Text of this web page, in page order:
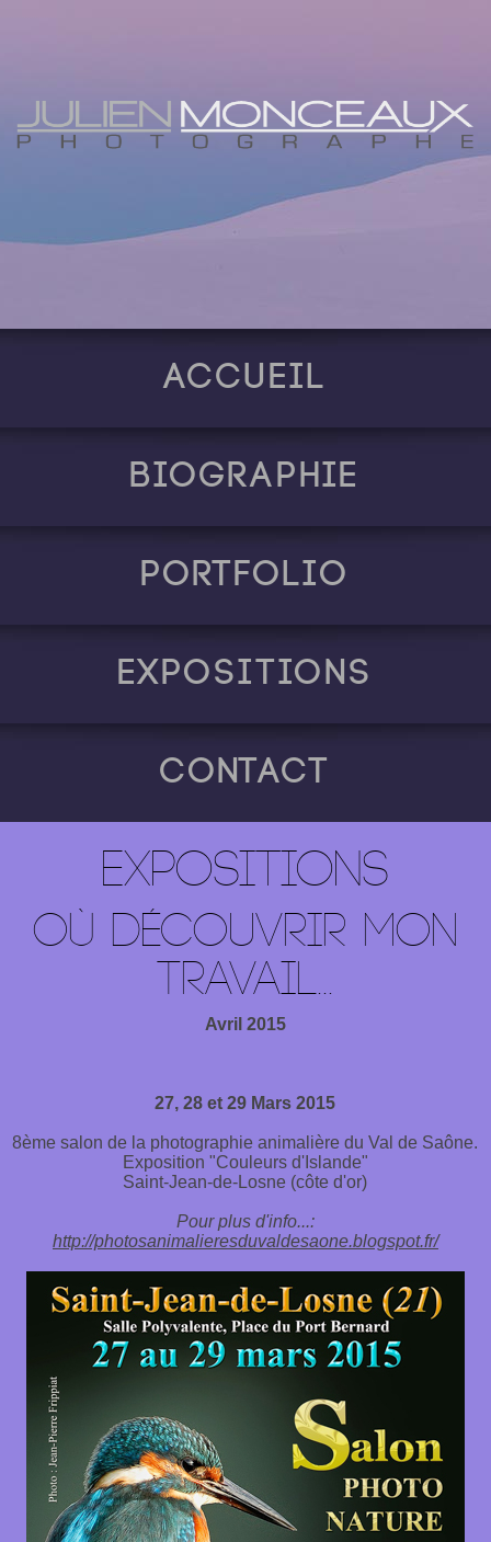
Accueil
Biographie
Portfolio
Expositions
Contact
EXPOSITIONS
OÙ DÉCOUVRIR MON
TRAVAIL...
Avril 2015
27, 28 et 29 Mars 2015
8ème salon de la photographie animalière du Val de Saône.
Exposition "Couleurs d'Islande"
Saint-Jean-de-Losne (côte d'or)
Pour plus d'info...:
http://photosanimalieresduvaldesaone.blogspot.fr/